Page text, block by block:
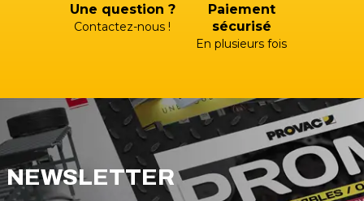
Une question ?
Contactez-nous !
Paiement
sécurisé
En plusieurs fois
NEWSLETTER